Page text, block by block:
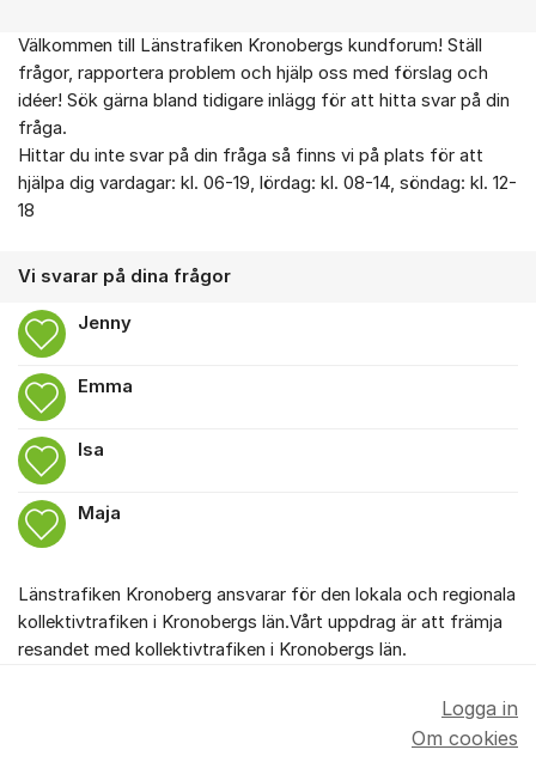
Om forumet
Välkommen till Länstrafiken Kronobergs kundforum! Ställ
frågor, rapportera problem och hjälp oss med förslag och
idéer! Sök gärna bland tidigare inlägg för att hitta svar på din
fråga.
Hittar du inte svar på din fråga så finns vi på plats för att
hjälpa dig vardagar: kl. 06-19, lördag: kl. 08-14, söndag: kl. 12-
18
Vi svarar på dina frågor
Jenny
Emma
Isa
Maja
Länstrafiken Kronoberg ansvarar för den lokala och regionala
kollektivtrafiken i Kronobergs län.Vårt uppdrag är att främja
resandet med kollektivtrafiken i Kronobergs län.
Logga in
Om cookies